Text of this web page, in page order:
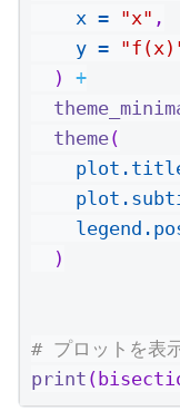
x = "x" ,
y =
  )
+
theme(
  )
# プロットを表
print